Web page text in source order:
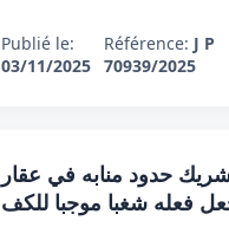
Publié le:
03/11/2025
Référence: J P
70939/2025
10/2025 : ثبوت تجاوز الشريك حدود منابه في عقار
فعله شغبا موجبا للكف